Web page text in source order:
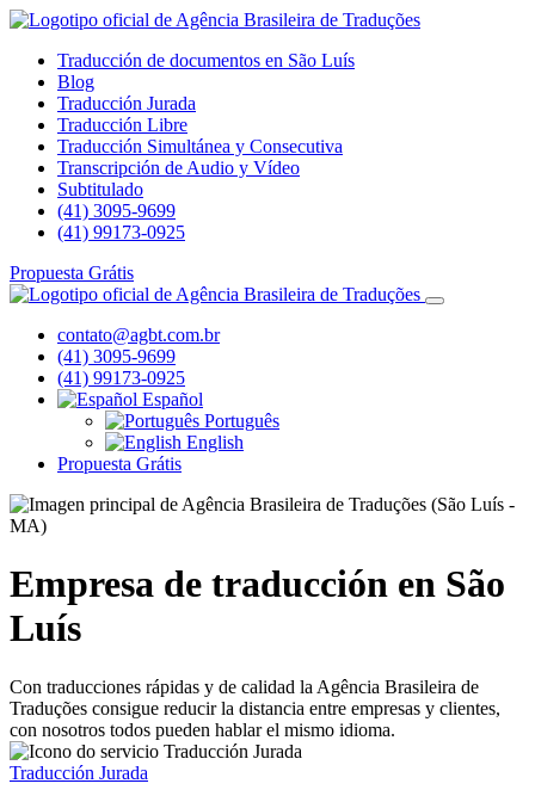
Traducción de documentos en São Luís
Blog
Traducción Jurada
Traducción Libre
Traducción Simultánea y Consecutiva
Transcripción de Audio y Vídeo
Subtitulado
(41) 3095-9699
(41) 99173-0925
Propuesta Grátis
contato@agbt.com.br
(41) 3095-9699
(41) 99173-0925
Español
Português
English
Propuesta Grátis
Empresa de traducción en São
Luís
Con traducciones rápidas y de calidad la Agência Brasileira de
Traduções consigue reducir la distancia entre empresas y clientes,
con nosotros todos pueden hablar el mismo idioma.
Traducción Jurada